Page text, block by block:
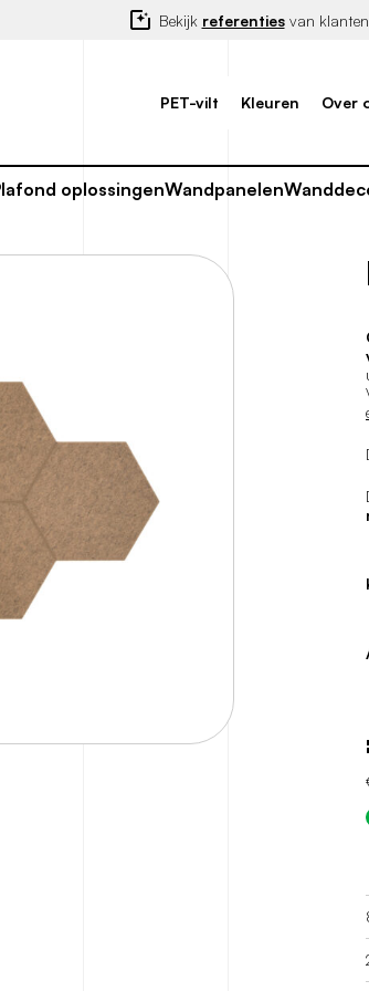
Bekijk referentiesvan klanten
PET-vilt Kleuren Over
oplossingenWandpanelen